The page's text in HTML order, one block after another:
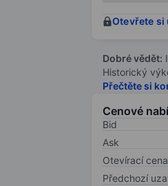
Otevřete si
Dobré vědět:
Historický
Přečtěte si
Cenové
Bid
Ask
Otevírací cena
Předchozí